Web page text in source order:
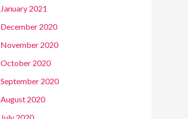
January 2021
December 2020
November 2020
October 2020
September 2020
August 2020